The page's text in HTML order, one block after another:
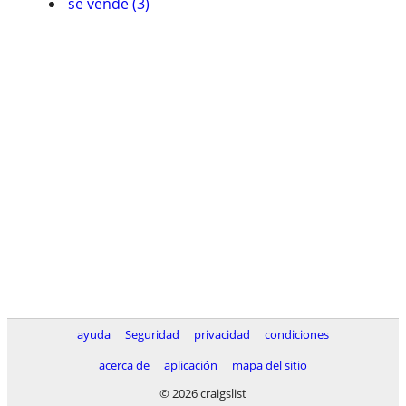
ayuda Seguridad privacidad
condiciones
acerca de
aplicación
mapa del sitio
© 2026 craigslist